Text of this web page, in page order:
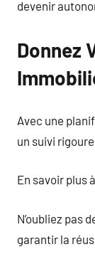
devenir
Donnez
Avec une
un suivi
En savoir plus
N’oubliez pas
garantir la